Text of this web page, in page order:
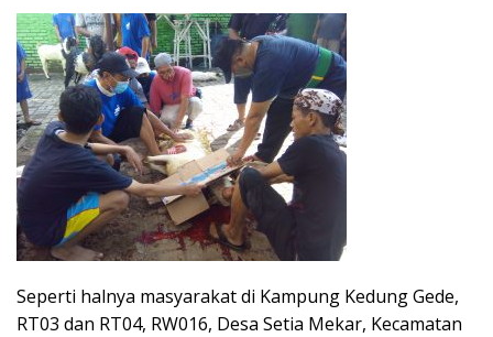
Seperti halnya masyarakat di Kampung Kedung Gede,
RT03 dan RT04, RW016, Desa Setia Mekar, Kecamatan